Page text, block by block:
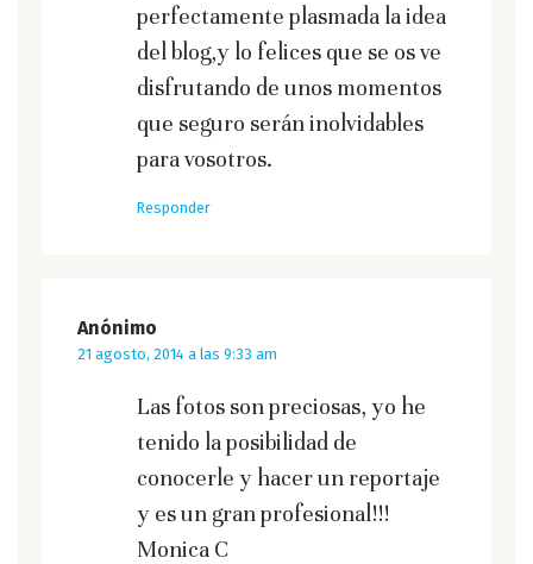
perfectamente plasmada la idea
del blog,y lo felices que se os ve
disfrutando de unos momentos
que seguro serán inolvidables
para vosotros.
Responder
Anónimo
21 agosto, 2014 a las 9:33 am
Las fotos son preciosas, yo he
tenido la posibilidad de
conocerle y hacer un reportaje
y es un gran profesional!!!
Monica C